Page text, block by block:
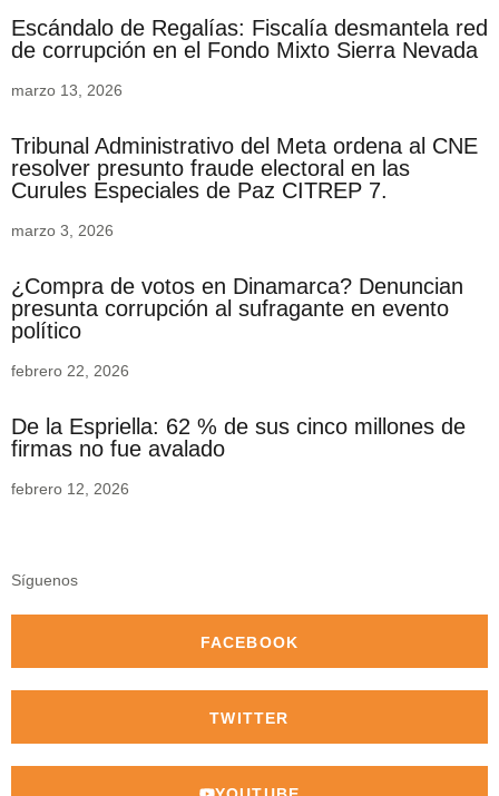
Escándalo de Regalías: Fiscalía desmantela red
de corrupción en el Fondo Mixto Sierra Nevada
marzo 13, 2026
Tribunal Administrativo del Meta ordena al CNE
resolver presunto fraude electoral en las
Curules Especiales de Paz CITREP 7.
marzo 3, 2026
¿Compra de votos en Dinamarca? Denuncian
presunta corrupción al sufragante en evento
político
febrero 22, 2026
De la Espriella: 62 % de sus cinco millones de
firmas no fue avalado
febrero 12, 2026
Síguenos
FACEBOOK
TWITTER